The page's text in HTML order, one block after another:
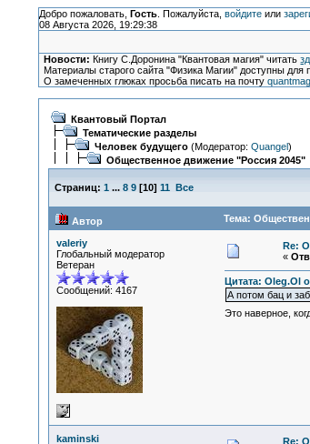
Добро пожаловать, Гость. Пожалуйста, войдитеили
08 Августа 2026, 19:29:38
Новости: Книгу С.Доронина "Квантовая магия" читать
Материалы старого сайта "Физика Магии" доступны для
О замеченных глюках просьба писать на почту
Квантовый Портал
Тематические разделы
Человек будущего(Модератор: Quangel)
Общественное движение "Россия 2045"
Страниц: 1 ... 8 9[10] 11 Все
Автор Тема:
valeriy
Глобальный модератор
Ветеран
Сообщений: 4167
Re:
«
Цитата: Oleg.Ol
А потом бац и
Это наверное,
kaminski
Re: